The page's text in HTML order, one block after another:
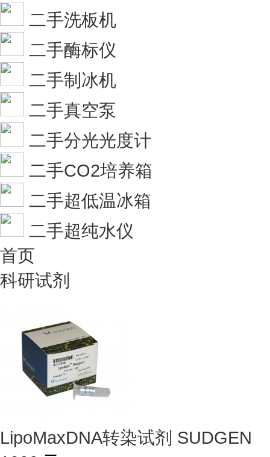
二手洗板机
二手酶标仪
二手制冰机
二手真空泵
二手分光光度计
二手CO2培养箱
二手超低温冰箱
二手超纯水仪
首页
科研试剂
LipoMaxDNA转染试剂 SUDGEN